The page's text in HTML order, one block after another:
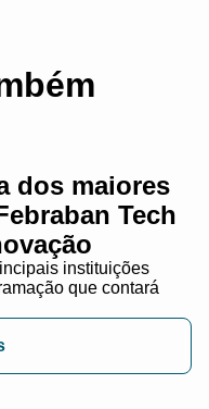
dos maiores
Tech
instituições
que contará